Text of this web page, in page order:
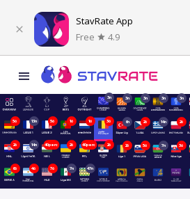
StavRate App
Free
4.9
3n 3n 3n 3n 3n
5ó 13n 5ó 1ó 1ó 3ó 6n 2ó 14n 2ó
2ó 14n 40perc 2ó 40perc 2ó 2ó 5ó 7n 3ó
6ó 4ó 7ó 7n 47n